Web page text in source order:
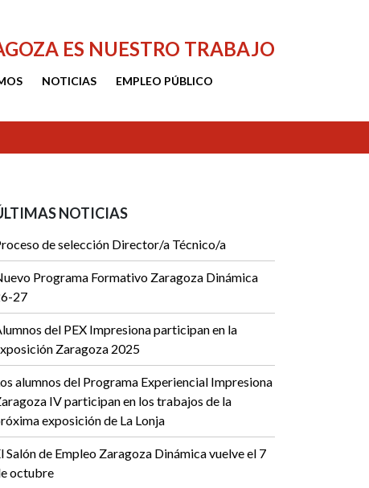
ES NUESTRO TRABAJO
NOTICIAS
EMPLEO PÚBLICO
NOTICIAS
de selección Director/a Técnico/a
Programa Formativo Zaragoza Dinámica
27
del PEX Impresiona participan en la
Zaragoza 2025
alumnos del Programa Experiencial Impresiona
IV participan en los trabajos de la
exposición de La Lonja
Salón de Empleo Zaragoza Dinámica vuelve el 7
octubre